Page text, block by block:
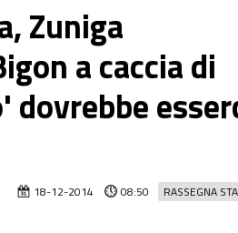
Zuniga
a caccia di
RASSEGNA
18-12-2014 08:50